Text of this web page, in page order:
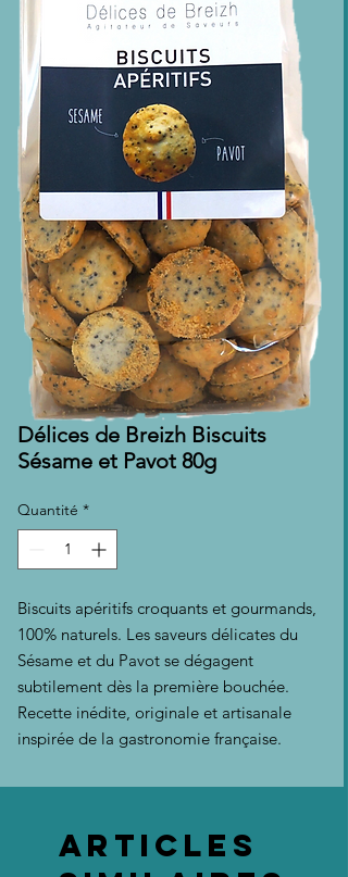
Délices de Breizh Biscuits
Sésame et Pavot 80g
Quantité *
Biscuits apéritifs croquants et gourmands,
100% naturels. Les saveurs délicates du
Sésame et du Pavot se dégagent
subtilement dès la première bouchée.
Recette inédite, originale et artisanale
inspirée de la gastronomie française.
Articles